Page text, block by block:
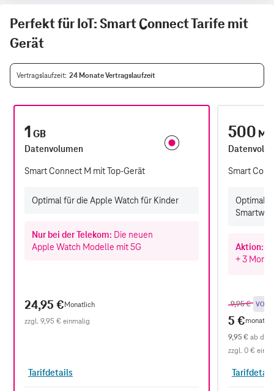
Perfekt für IoT: Smart Connect Tarife mit
Gerät
Vertragslaufzeit 24 Monate Vertragslaufzeit
1GB
Datenvolumen
Smart Connect M mit Top-Gerät
Optimal für die Apple Watch für Kinder
Nur bei der Telekom: Die neuen
Apple Watch Modelle mit 5G
24,95 €Monatlich
zzgl. 9,95 € einmalig
Tarifdetails
500 MB
Smart
Optimal
Aktion:
+ 3
Previous
9,95 €
5 €
9,95 €ab
zzgl. 0 €